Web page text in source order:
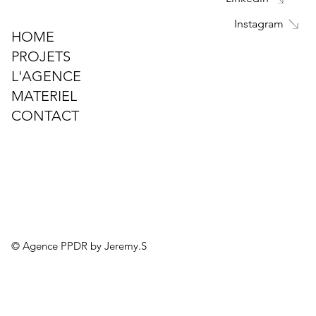
© Agence PPDR by Jeremy.S
HOME
PROJETS
L'AGENCE
MATERIEL
CONTACT
Instagram